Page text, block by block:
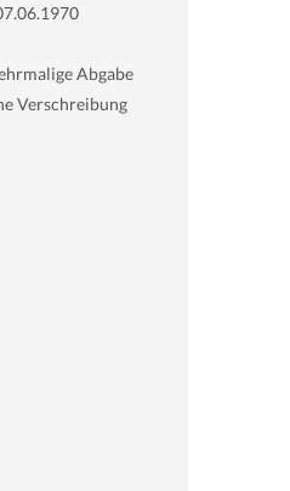
Abgabe
Verschreibung